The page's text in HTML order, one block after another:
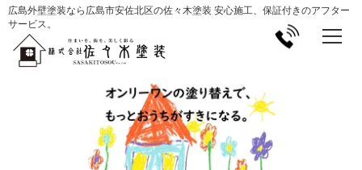
広島外壁塗装なら広島市安佐北区の佐々木塗装 安心施工、保証付きのアフター
サービス。